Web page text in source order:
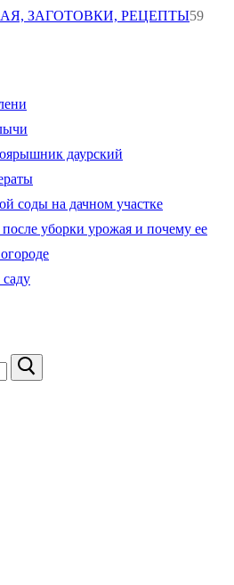
ЗАГОТОВКИ, РЕЦЕПТЫ59
даурский
соды на дачном участке
после уборки урожая и почему ее